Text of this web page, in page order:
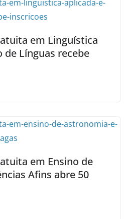
em Linguística
de Línguas recebe
em Ensino de
Afins abre 50